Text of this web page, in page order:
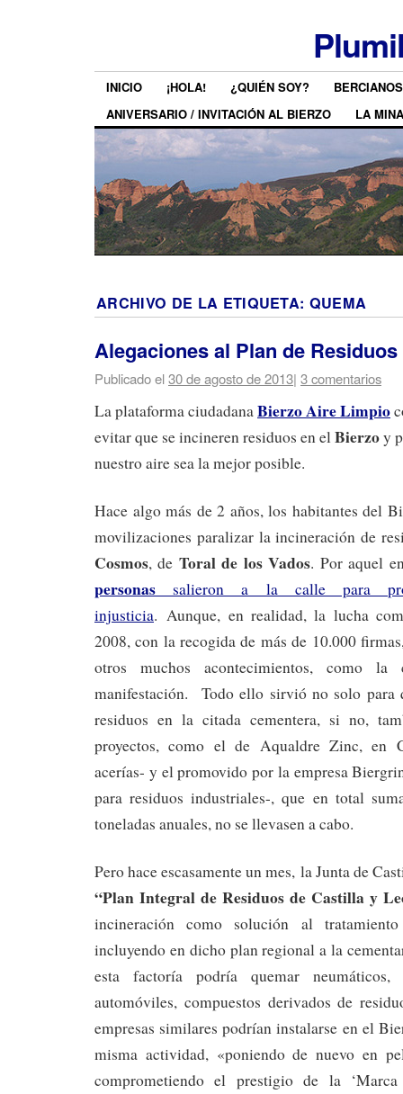
INICIO ¡HOLA! ¿QUIÉN SOY?
ANIVERSARIO / INVITACIÓN AL BIERZO
LA MINA
ARCHIVO DE LA ETIQUETA: QUEMA
Alegaciones al Plan de Residuos
Publicado el30 de agosto de 2013| 3 comentarios
La plataforma ciudadanaBierzo Aire Limpio
evitar que se incineren residuos en elBierzoy
nuestro aire sea la mejor posible.
Hace algo más de 2 años, los habitantes del
movilizaciones paralizar la incineración de
Cosmos, de Toral de los Vados. Por aquel
personas salieron a la calle para
injusticia. Aunque, en realidad, la lucha
2008, con la recogida de más de 10.000
otros muchos acontecimientos, como la
manifestación. Todo ello sirvió no solo para
residuos en la citada cementera, si no,
proyectos, como el de Aqualdre Zinc, en
acerías- y el promovido por la empresa
para residuos industriales-, que en total
toneladas anuales, no se llevasen a cabo.
Pero hace escasamente un mes, la Junta de
“Plan Integral de Residuos de Castilla y
incineración como solución al
incluyendo en dicho plan regional a la
esta factoría podría quemar neumáticos,
automóviles, compuestos derivados de
empresas similares podrían instalarse en el
misma actividad, «poniendo de nuevo en
comprometiendo el prestigio de la